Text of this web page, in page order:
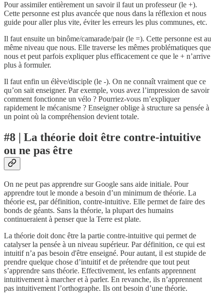
Pour assimiler entièrement un savoir il faut un professeur (le +).
Cette personne est plus avancée que nous dans la réflexion et nous
guide pour aller plus vite, éviter les erreurs les plus communes, etc.
Il faut ensuite un binôme/camarade/pair (le =). Cette personne est au
même niveau que nous. Elle traverse les mêmes problématiques que
nous et peut parfois expliquer plus efficacement ce que le + n’arrive
plus à formuler.
Il faut enfin un élève/disciple (le -). On ne connaît vraiment que ce
qu’on sait enseigner. Par exemple, vous avez l’impression de savoir
comment fonctionne un vélo ? Pourriez-vous m’expliquer
rapidement le mécanisme ? Enseigner oblige à structure sa pensée à
un point où la compréhension devient totale.
#8 | La théorie doit être contre-intuitive
ou ne pas être
On ne peut pas apprendre sur Google sans aide initiale. Pour
apprendre tout le monde a besoin d’un minimum de théorie. La
théorie est, par définition, contre-intuitive. Elle permet de faire des
bonds de géants. Sans la théorie, la plupart des humains
continueraient à penser que la Terre est plate.
La théorie doit donc être la partie contre-intuitive qui permet de
catalyser la pensée à un niveau supérieur. Par définition, ce qui est
intuitif n’a pas besoin d'être enseigné. Pour autant, il est stupide de
prendre quelque chose d’intuitif et de prétendre que tout peut
s’apprendre sans théorie. Effectivement, les enfants apprennent
intuitivement à marcher et à parler. En revanche, ils n’apprennent
pas intuitivement l’orthographe. Ils ont besoin d’une théorie.